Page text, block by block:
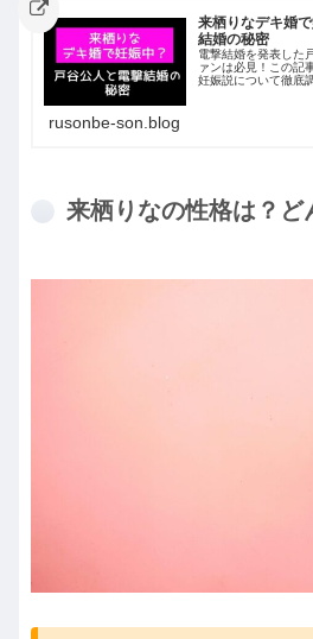
来栖りなデキ婚
結婚の秘密
電撃結婚を発表した
ァンは必見！この記
妊娠説について徹底
rusonbe-son.blog
来栖りなの性格は？ど